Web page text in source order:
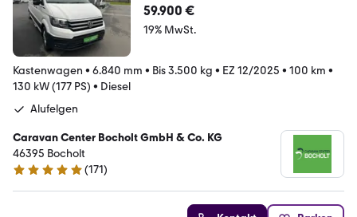
59.900 €
19% MwSt.
Kastenwagen • 6.840 mm • Bis 3.500 kg • EZ 12/2025 • 100 km •
130 kW (177 PS) • Diesel
Alufelgen
Caravan Center Bocholt GmbH & Co. KG
46395 Bocholt
4.8 Sterne
(171)